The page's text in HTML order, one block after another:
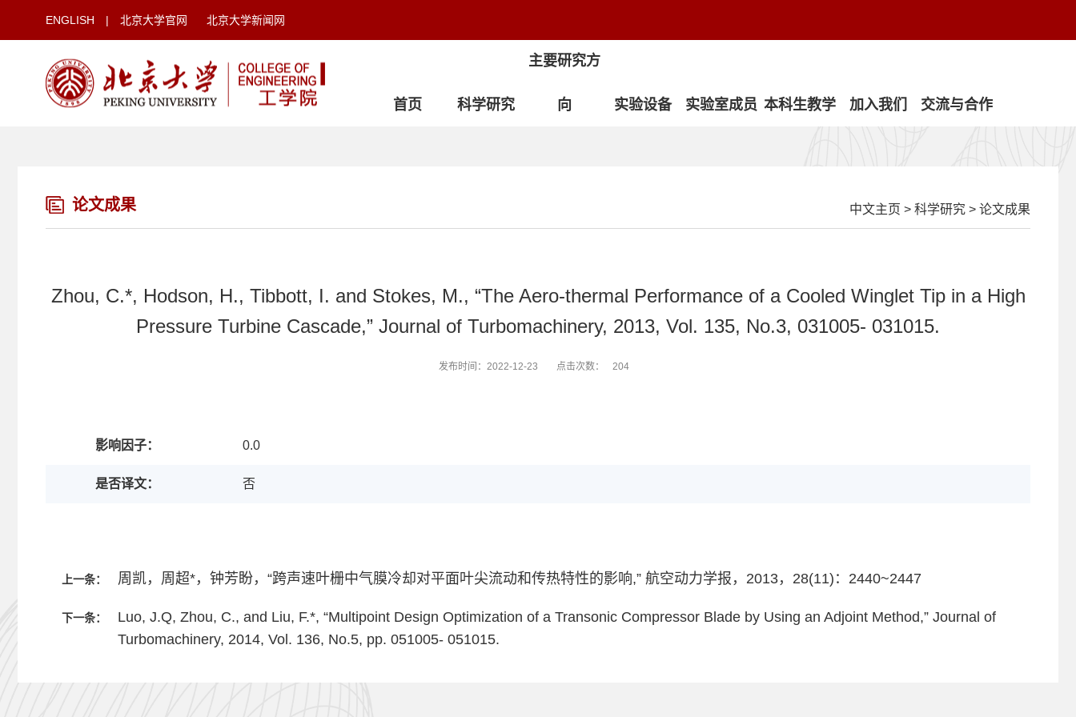
ENGLISH | 北京大学官网 北京大学新闻网
首页 科学研究
主要研究方
向 实验设备 实验室成员 本科生教学 加入我们 交流与合作
论文成果 中文主页 > 科学研究 > 论文成果
Zhou, C.*, Hodson, H., Tibbott, I. and Stokes, M., “The Aero-thermal Performance of a Cooled Winglet Tip in a High
Pressure Turbine Cascade,” Journal of Turbomachinery, 2013, Vol. 135, No.3, 031005- 031015.
发布时间：2022-12-23 点击次数： 204
影响因子： 0.0
是否译文： 否
上一条： 周凯，周超*，钟芳盼，“跨声速叶栅中气膜冷却对平面叶尖流动和传热特性的影响,” 航空动力学报，2013，28(11)：2440~2447
下一条：
Luo, J.Q, Zhou, C., and Liu, F.*, “Multipoint Design Optimization of a Transonic Compressor Blade by Using an Adjoint Method,” Journal of
Turbomachinery, 2014, Vol. 136, No.5, pp. 051005- 051015.